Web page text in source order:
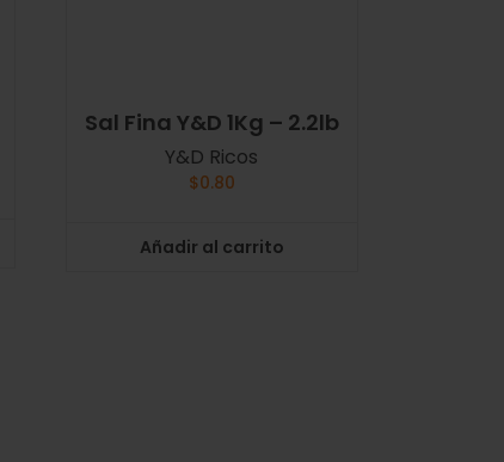
Sal Fina Y&D 1Kg – 2.2lb
Y&D Ricos
$0.80
Añadir al carrito